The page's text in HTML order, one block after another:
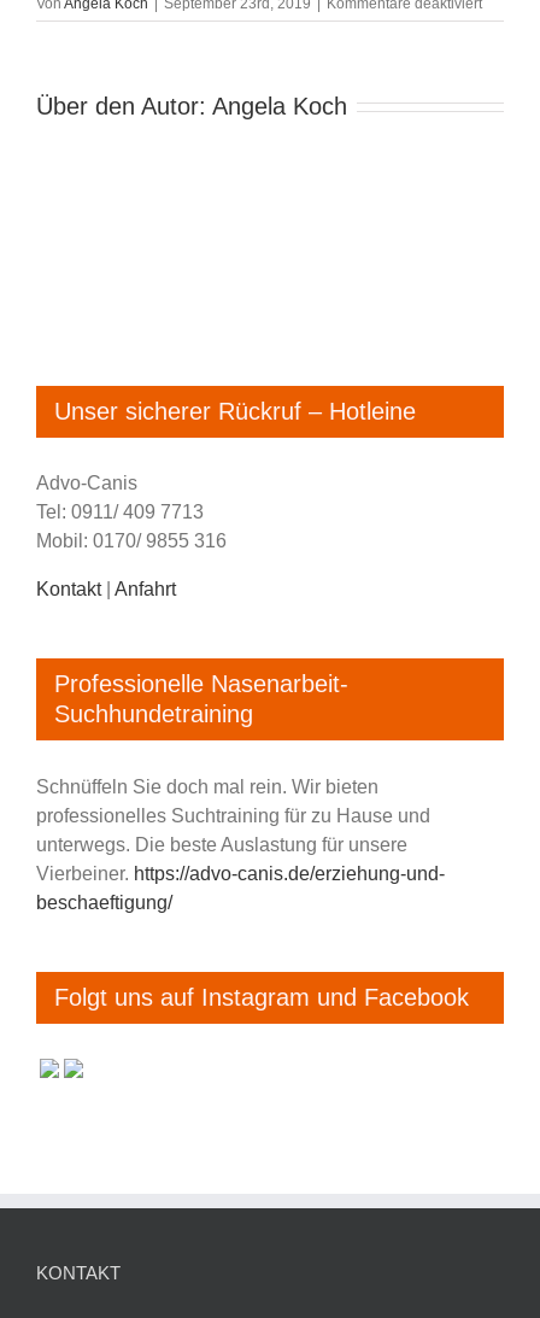
Von Angela Koch September 23rd, 2019 Kommentare deaktiviert
Über den Autor: Angela Koch
Unser sicherer Rückruf – Hotleine
Advo-Canis
Tel: 0911/ 409 7713
Mobil: 0170/ 9855 316
Kontakt| Anfahrt
Professionelle Nasenarbeit-
Suchhundetraining
Schnüffeln Sie doch mal rein. Wir bieten
professionelles Suchtraining für zu Hause und
unterwegs. Die beste Auslastung für unsere
Vierbeiner. https://advo-canis.de/erziehung-und-
beschaeftigung/
Folgt uns auf Instagram und Facebook
KONTAKT